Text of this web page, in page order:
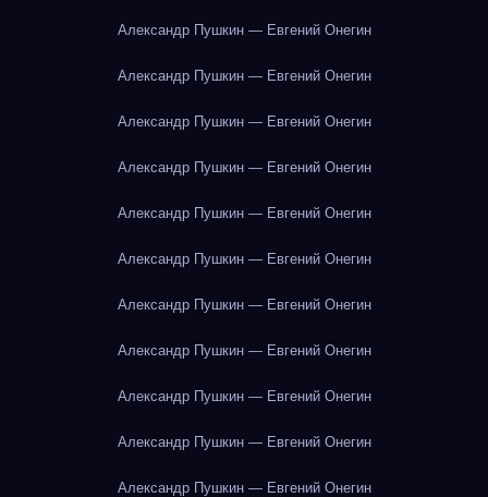
Александр Пушкин — Евгений Онегин
Александр Пушкин — Евгений Онегин
Александр Пушкин — Евгений Онегин
Александр Пушкин — Евгений Онегин
Александр Пушкин — Евгений Онегин
Александр Пушкин — Евгений Онегин
Александр Пушкин — Евгений Онегин
Александр Пушкин — Евгений Онегин
Александр Пушкин — Евгений Онегин
Александр Пушкин — Евгений Онегин
Александр Пушкин — Евгений Онегин